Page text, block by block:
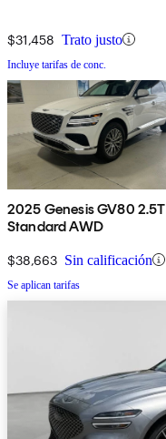
$31,458 Trato justo
Incluye tarifas de conc.
2025 Genesis GV80 2.5T
Standard AWD
$38,663 Sin calificación
Se aplican tarifas